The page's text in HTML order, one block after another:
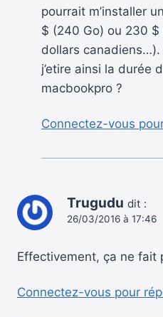
pourrait m’installer
$ (240 Go) ou 230 $
dollars
j’etire ainsi la durée
macbookpro ?
Connectez-vous
Trugudu dit :
26/03/2016 à 17:46
Effectivement, ça ne fait
Connectez-vous pour